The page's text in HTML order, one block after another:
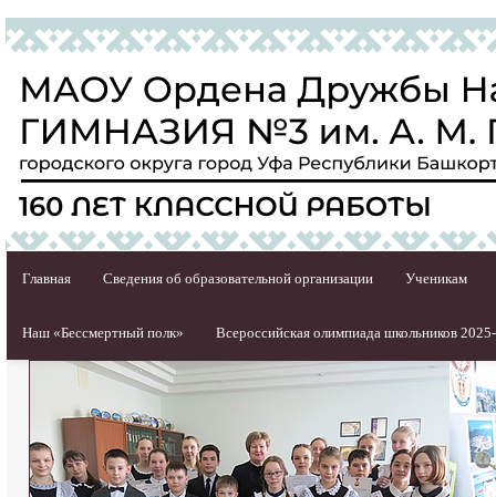
Главная Сведения об образовательной организации Ученикам
Наш «Бессмертный полк» Всероссийская олимпиада школьников